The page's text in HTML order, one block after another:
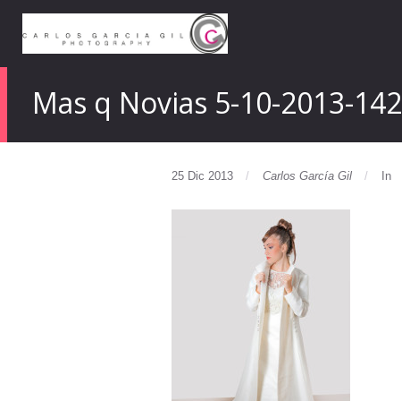
Mas q Novias 5-10-2013-142
25 Dic 2013 Carlos García Gil In